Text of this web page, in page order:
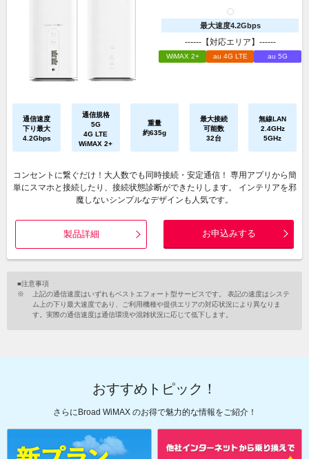
最大速度4.2Gbps
------【対応エリア】------
WiMAX 2+ au 4G LTE au 5G
通信速度
下り最大
4.2Gbps
通信規格
5G
4G LTE
WiMAX 2+
重量
約635g
最大接続
可能数
32台
無線LAN
2.4GHz
5GHz
コンセントに繋ぐだけ！大人数でも同時接続・安定通信！ 専用アプリから簡
単にスマホと接続したり、接続状態診断ができたりします。 インテリアを邪
魔しないシンプルなデザインも人気です。
製品詳細 お申込みする
■注意事項
上記の通信速度はいずれもベストエフォート型サービスです。 表記の速度はシステ
ム上の下り最大速度であり、ご利用機種や提供エリアの対応状況により異なりま
す。実際の通信速度は通信環境や混雑状況に応じて低下します。
おすすめトピック！
さらにBroad WiMAX のお得で魅力的な情報をご紹介！